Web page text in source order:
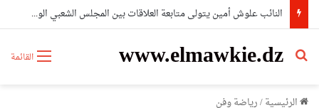
النائب علوش أمين يتولى متابعة العلاقات بين المجلس الشعبي الوطني ومجلس الأمة والحكومة
القائمة www.elmawkie.dz
بحث عن
الرئيسية/رياضة وفن